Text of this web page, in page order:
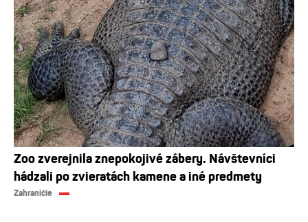
Zoo zverejnila znepokojivé zábery. Návštevníci
hádzali po zvieratách kamene a iné predmety
Zahraničie